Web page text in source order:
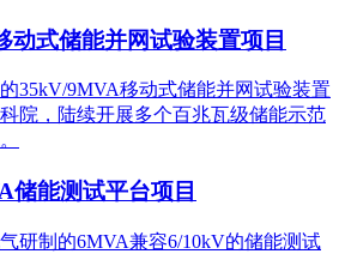
动式储能并网试验装置项目
35kV/9MVA移动式储能并网试验装置
院，陆续开展多个百兆瓦级储能示范
储能测试平台项目
研制的6MVA兼容6/10kV的储能测试